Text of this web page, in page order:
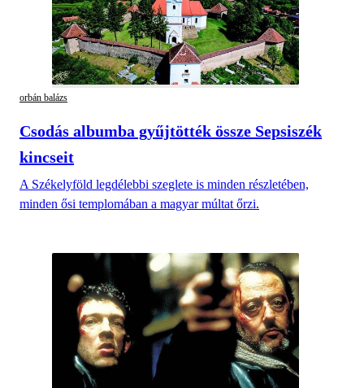
orbán balázs
Csodás albumba gyűjtötték össze Sepsiszék
kincseit
A Székelyföld legdélebbi szeglete is minden részletében,
minden ősi templomában a magyar múltat őrzi.